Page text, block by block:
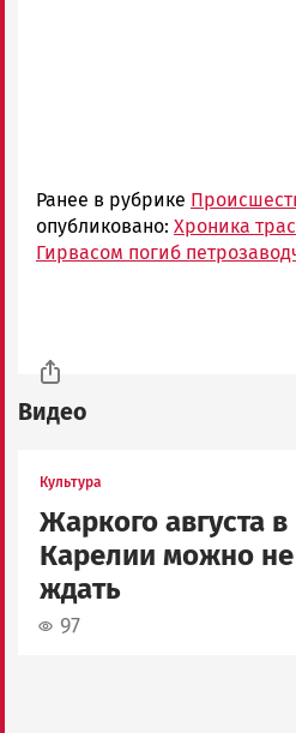
Ранее в рубрике
опубликовано: Хроника
Гирвасом погиб
Видео
Культура
Жаркого августа в
Карелии можно не
ждать
97